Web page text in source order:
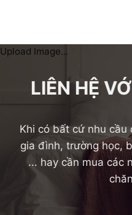
LIÊN HỆ
Khi có bất cứ nhu cầu
gia đình, trường học,
... hay cần mua các
Upload Image...